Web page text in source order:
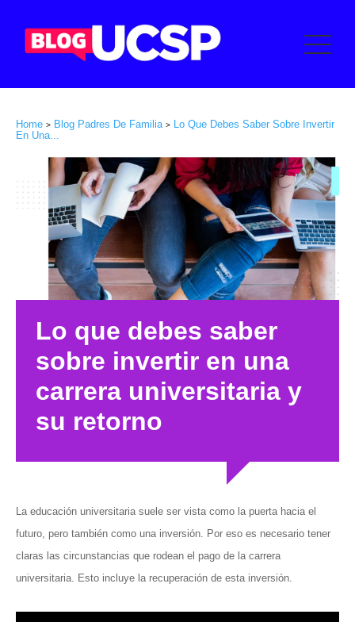
Home > Blog Padres De Familia > Lo Que Debes Saber Sobre Invertir
En Una...
Lo que debes saber
sobre invertir en una
carrera universitaria y
su retorno
La educación universitaria suele ser vista como la puerta hacia el
futuro, pero también como una inversión. Por eso es necesario tener
claras las circunstancias que rodean el pago de la carrera
universitaria. Esto incluye la recuperación de esta inversión.